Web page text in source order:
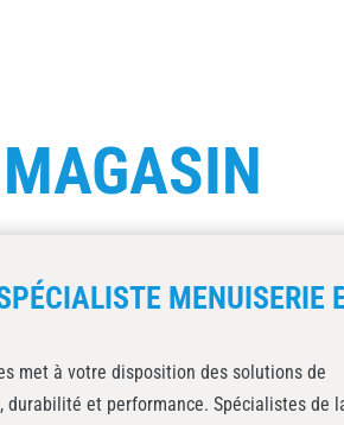
MAGASIN
MENUISERIE
met à votre disposition des solutions de
et performance. Spécialistes de